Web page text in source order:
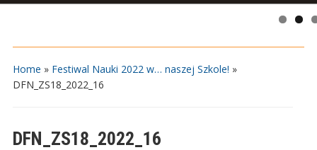
Home » Festiwal Nauki 2022 w… naszej Szkole! »
DFN_ZS18_2022_16
DFN_ZS18_2022_16